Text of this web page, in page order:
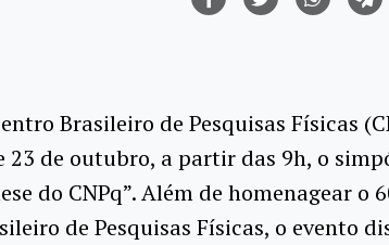
Brasileiro de Pesquisas Físicas
23 de outubro, a partir das 9h, o
do CNPq”. Além de homenagear o
de Pesquisas Físicas, o evento